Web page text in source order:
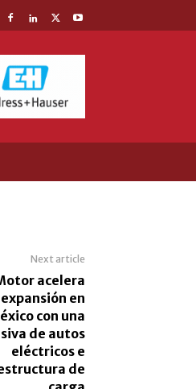
Next article
acelera
expansión en
con una
de autos
eléctricos e
de